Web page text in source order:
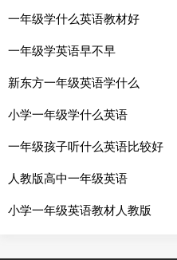
一年级学什么英语教材好
一年级学英语早不早
新东方一年级英语学什么
小学一年级学什么英语
一年级孩子听什么英语比较好
人教版高中一年级英语
小学一年级英语教材人教版